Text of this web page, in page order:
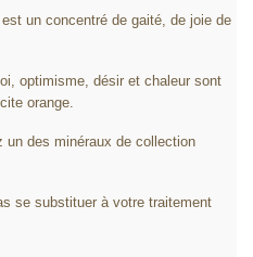
un concentré de gaité, de joie de
optimisme, désir et chaleur sont
orange.
un des minéraux de collection
se substituer à votre traitement